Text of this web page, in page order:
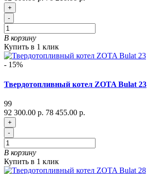
+
-
В корзину
Купить в 1 клик
- 15%
Твердотопливный котел ZOTA Bulat 23
99
92 300.00 р. 78 455.00 р.
+
-
В корзину
Купить в 1 клик